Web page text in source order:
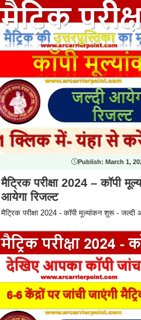
Publish:March 1,
मैट्रिक परीक्षा 2024 – कॉपी
आयेगा रिजल्ट
मैट्रिक परीक्षा 2024 - कॉपी मूल्यांकन शुरू - जल्दी